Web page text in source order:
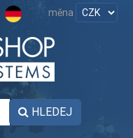
měna
HLEDEJ